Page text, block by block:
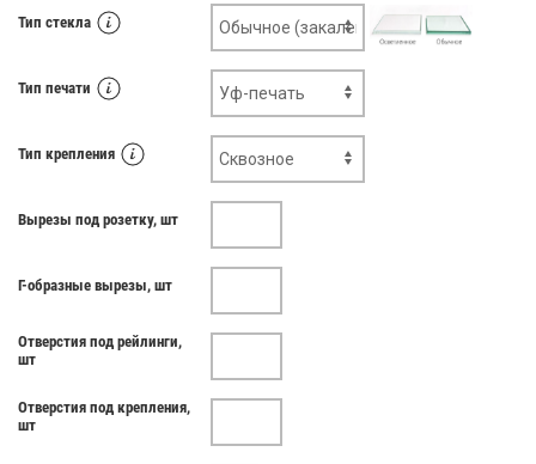
Тип стекла
Тип печати
Тип крепления
Вырезы под розетку, шт
Г-образные вырезы, шт
Отверстия под рейлинги,
шт
Отверстия под крепления,
шт